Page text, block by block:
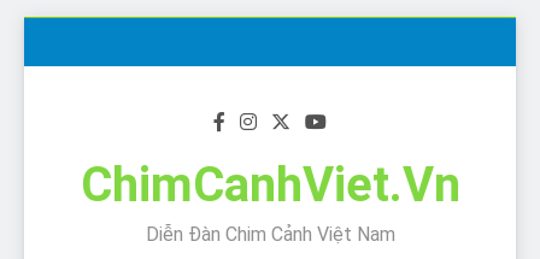
ChimCanhViet.Vn
Diễn Đàn Chim Cảnh Việt Nam